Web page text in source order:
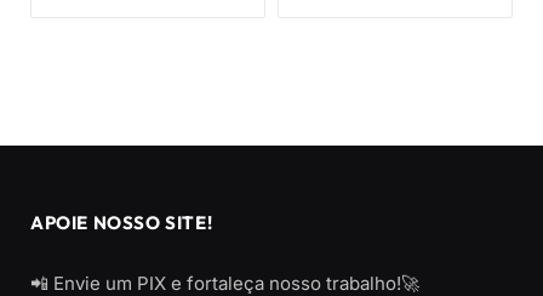
APOIE NOSSO SITE!
📲 Envie um PIX e fortaleça nosso trabalho!🚀